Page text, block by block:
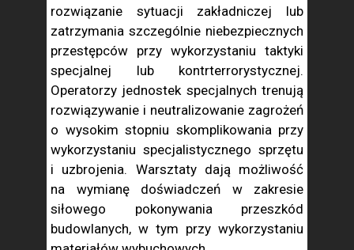
rozwiązanie sytuacji zakładniczej lub
zatrzymania szczególnie niebezpiecznych
przestępców przy wykorzystaniu taktyki
specjalnej lub kontrterrorystycznej.
Operatorzy jednostek specjalnych trenują
rozwiązywanie i neutralizowanie zagrożeń
o wysokim stopniu skomplikowania przy
wykorzystaniu specjalistycznego sprzętu
i uzbrojenia. Warsztaty dają możliwość
na wymianę doświadczeń w zakresie
siłowego pokonywania przeszkód
budowlanych, w tym przy wykorzystaniu